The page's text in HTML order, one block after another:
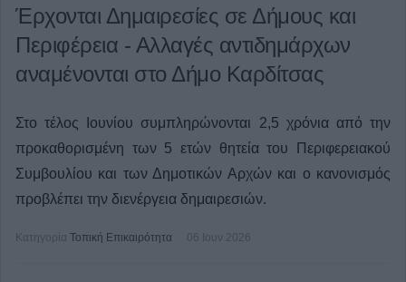
Έρχονται Δημαιρεσίες σε Δήμους και
Περιφέρεια - Αλλαγές αντιδημάρχων
αναμένονται στο Δήμο Καρδίτσας
Στο τέλος Ιουνίου συμπληρώνονται 2,5 χρόνια από την
προκαθορισμένη των 5 ετών θητεία του Περιφερειακού
Συμβουλίου και των Δημοτικών Αρχών και ο κανονισμός
προβλέπει την διενέργεια δημαιρεσιών.
Κατηγορία Τοπική Επικαιρότητα 06 Ιουν 2026